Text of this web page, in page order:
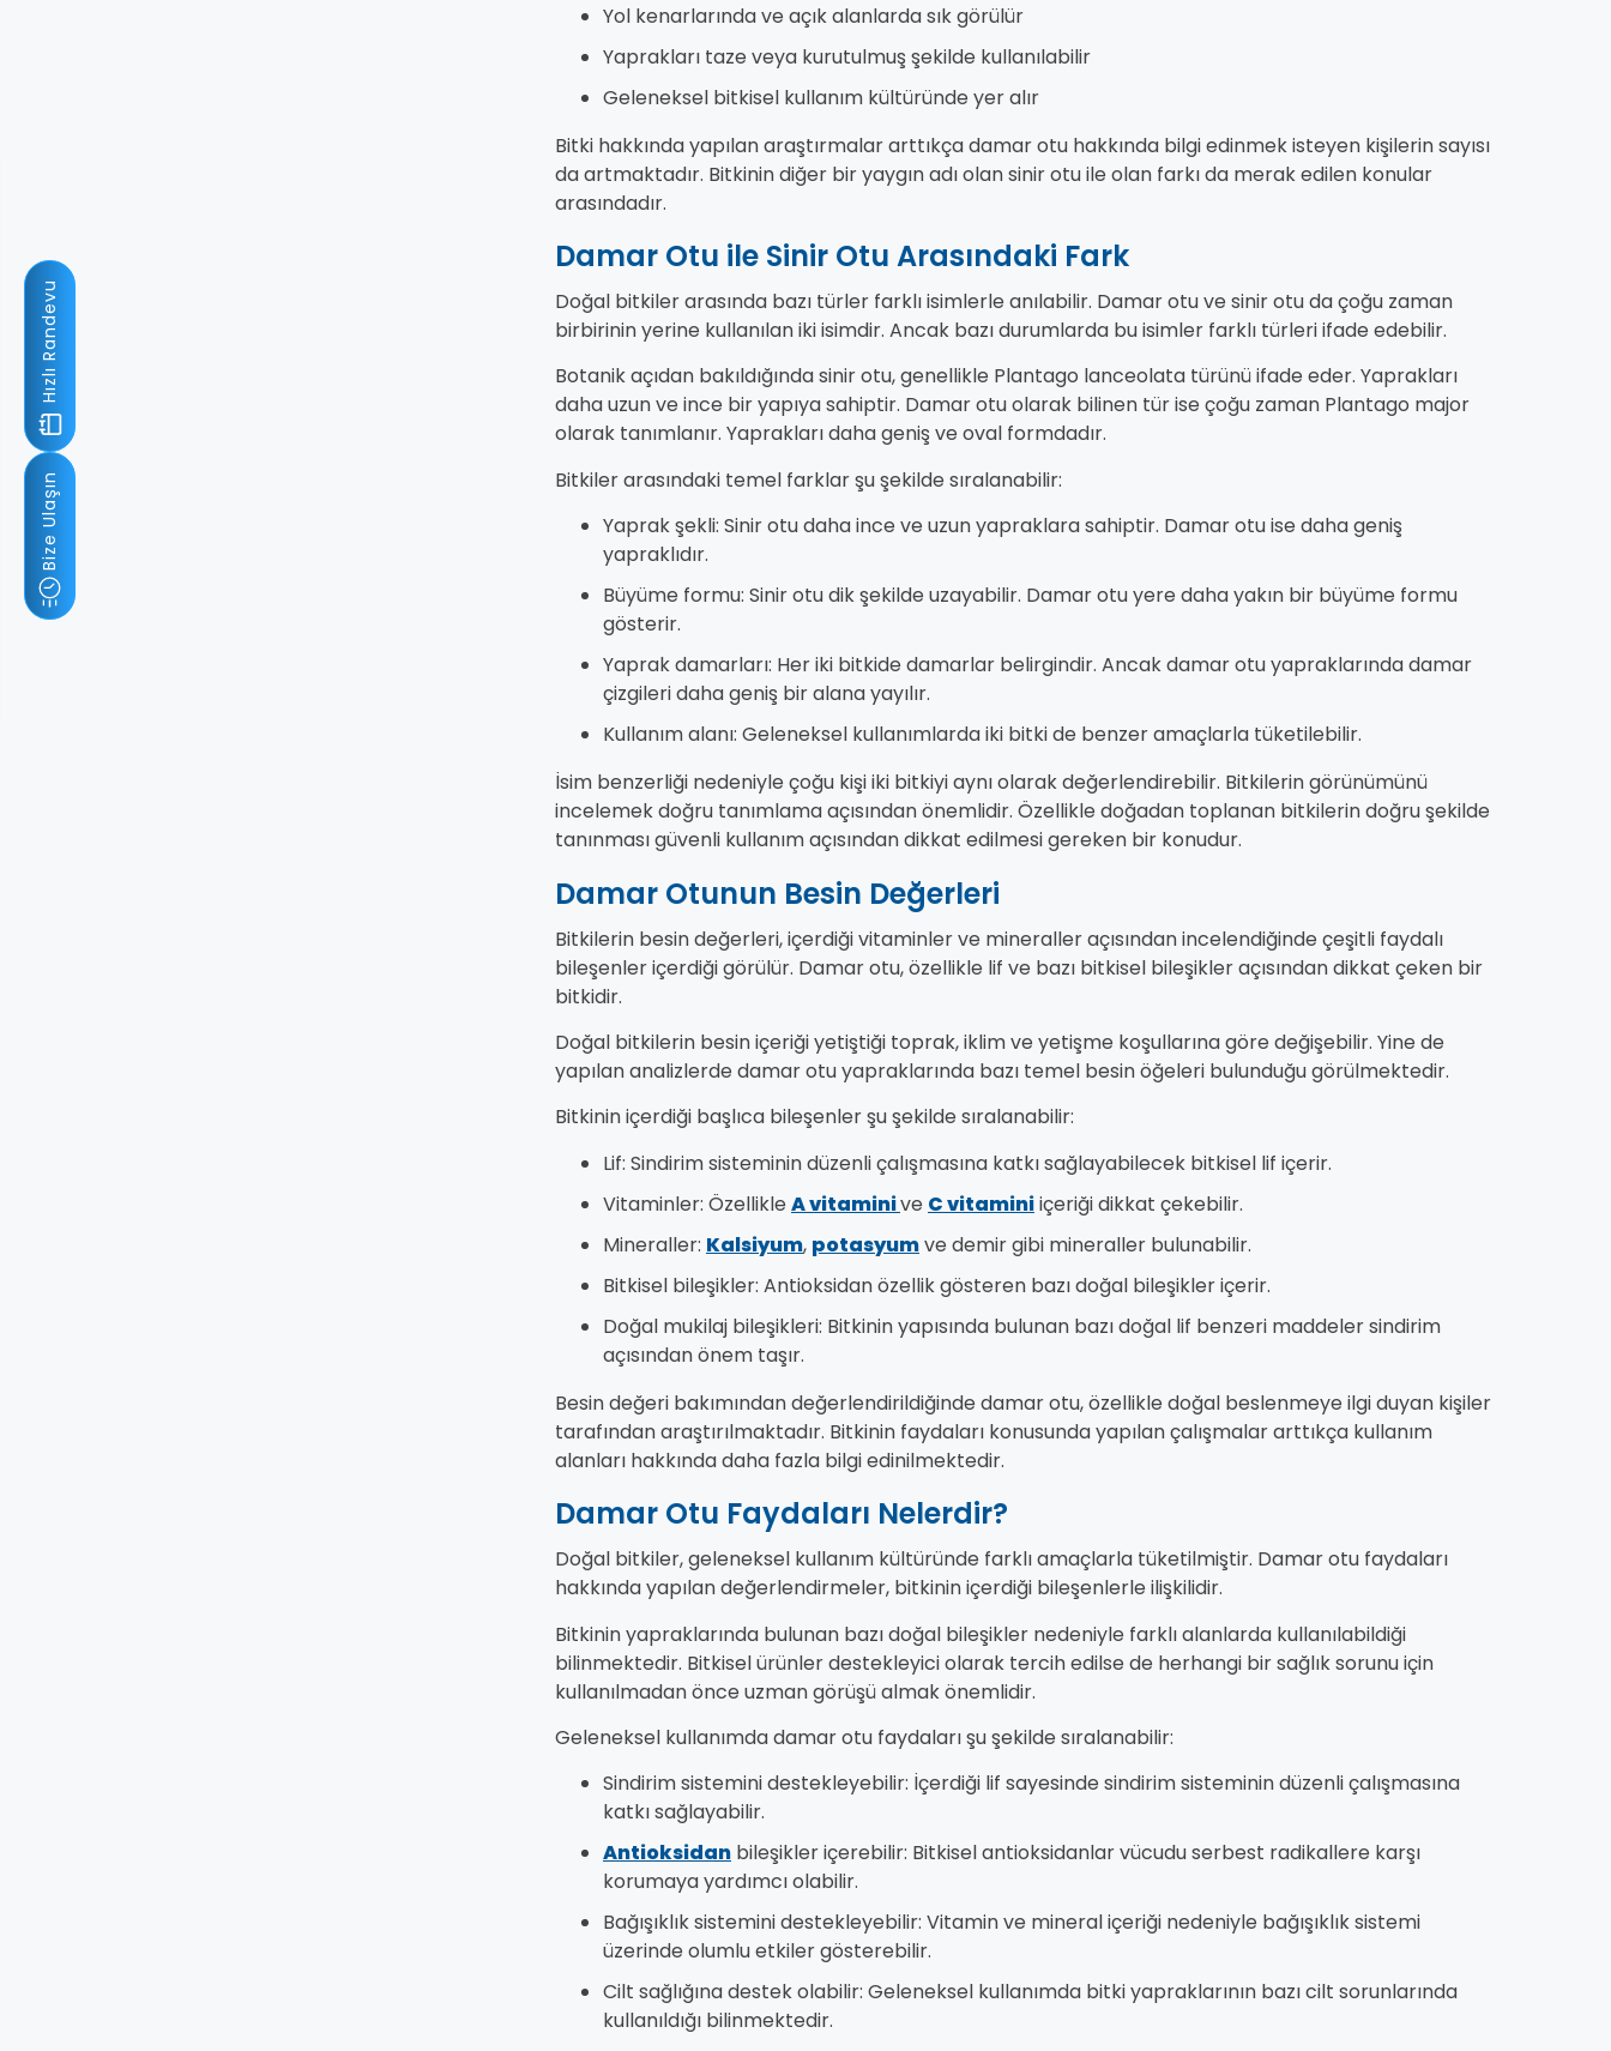
Yol kenarlarında ve açık alanlarda sık görülür
Yaprakları taze veya kurutulmuş şekilde kullanılabilir
Geleneksel bitkisel kullanım kültüründe yer alır
Bitki hakkında yapılan araştırmalar arttıkça damar otu hakkında bilgi edinmek isteyen kişilerin sayısı
da artmaktadır. Bitkinin diğer bir yaygın adı olan sinir otu ile olan farkı da merak edilen konular
arasındadır.
Damar Otu ile Sinir Otu Arasındaki Fark
Doğal bitkiler arasında bazı türler farklı isimlerle anılabilir. Damar otu ve sinir otu da çoğu zaman
birbirinin yerine kullanılan iki isimdir. Ancak bazı durumlarda bu isimler farklı türleri ifade edebilir.
Botanik açıdan bakıldığında sinir otu, genellikle Plantago lanceolata türünü ifade eder. Yaprakları
daha uzun ve ince bir yapıya sahiptir. Damar otu olarak bilinen tür ise çoğu zaman Plantago major
olarak tanımlanır. Yaprakları daha geniş ve oval formdadır.
Bitkiler arasındaki temel farklar şu şekilde sıralanabilir:
Yaprak şekli: Sinir otu daha ince ve uzun yapraklara sahiptir. Damar otu ise daha geniş
yapraklıdır.
Büyüme formu: Sinir otu dik şekilde uzayabilir. Damar otu yere daha yakın bir büyüme formu
gösterir.
Yaprak damarları: Her iki bitkide damarlar belirgindir. Ancak damar otu yapraklarında damar
çizgileri daha geniş bir alana yayılır.
Kullanım alanı: Geleneksel kullanımlarda iki bitki de benzer amaçlarla tüketilebilir.
İsim benzerliği nedeniyle çoğu kişi iki bitkiyi aynı olarak değerlendirebilir. Bitkilerin görünümünü
incelemek doğru tanımlama açısından önemlidir. Özellikle doğadan toplanan bitkilerin doğru şekilde
tanınması güvenli kullanım açısından dikkat edilmesi gereken bir konudur.
Damar Otunun Besin Değerleri
Bitkilerin besin değerleri, içerdiği vitaminler ve mineraller açısından incelendiğinde çeşitli faydalı
bileşenler içerdiği görülür. Damar otu, özellikle lif ve bazı bitkisel bileşikler açısından dikkat çeken bir
bitkidir.
Doğal bitkilerin besin içeriği yetiştiği toprak, iklim ve yetişme koşullarına göre değişebilir. Yine de
yapılan analizlerde damar otu yapraklarında bazı temel besin öğeleri bulunduğu görülmektedir.
Bitkinin içerdiği başlıca bileşenler şu şekilde sıralanabilir:
Lif: Sindirim sisteminin düzenli çalışmasına katkı sağlayabilecek bitkisel lif içerir.
Vitaminler: Özellikle A vitaminive C vitaminiiçeriği dikkat çekebilir.
Mineraller: Kalsiyum, potasyumve demir gibi mineraller bulunabilir.
Bitkisel bileşikler: Antioksidan özellik gösteren bazı doğal bileşikler içerir.
Doğal mukilaj bileşikleri: Bitkinin yapısında bulunan bazı doğal lif benzeri maddeler sindirim
açısından önem taşır.
Besin değeri bakımından değerlendirildiğinde damar otu, özellikle doğal beslenmeye ilgi duyan kişiler
tarafından araştırılmaktadır. Bitkinin faydaları konusunda yapılan çalışmalar arttıkça kullanım
alanları hakkında daha fazla bilgi edinilmektedir.
Damar Otu Faydaları Nelerdir?
Doğal bitkiler, geleneksel kullanım kültüründe farklı amaçlarla tüketilmiştir. Damar otu faydaları
hakkında yapılan değerlendirmeler, bitkinin içerdiği bileşenlerle ilişkilidir.
Bitkinin yapraklarında bulunan bazı doğal bileşikler nedeniyle farklı alanlarda kullanılabildiği
bilinmektedir. Bitkisel ürünler destekleyici olarak tercih edilse de herhangi bir sağlık sorunu için
kullanılmadan önce uzman görüşü almak önemlidir.
Geleneksel kullanımda damar otu faydaları şu şekilde sıralanabilir:
Sindirim sistemini destekleyebilir: İçerdiği lif sayesinde sindirim sisteminin düzenli çalışmasına
katkı sağlayabilir.
Antioksidan bileşikler içerebilir: Bitkisel antioksidanlar vücudu serbest radikallere karşı
korumaya yardımcı olabilir.
Bağışıklık sistemini destekleyebilir: Vitamin ve mineral içeriği nedeniyle bağışıklık sistemi
üzerinde olumlu etkiler gösterebilir.
Cilt sağlığına destek olabilir: Geleneksel kullanımda bitki yapraklarının bazı cilt sorunlarında
kullanıldığı bilinmektedir.
Hızlı Randevu
Bize Ulaşın